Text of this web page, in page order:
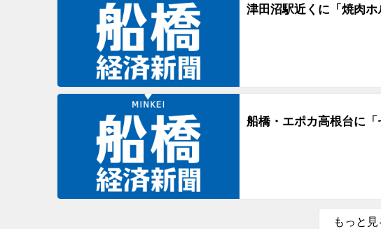
津田沼駅近くに「焼肉
船橋・エポカ高根台に
もっと見